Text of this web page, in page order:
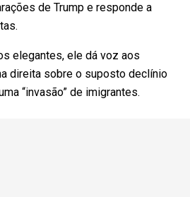
de Trump e responde a
elegantes, ele dá voz aos
direita sobre o suposto declínio
“invasão” de imigrantes.